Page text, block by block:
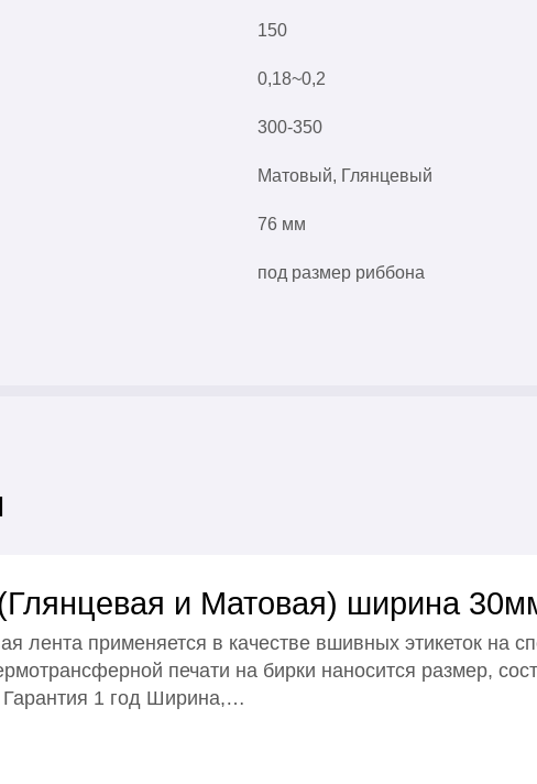
150
0,18~0,2
300-350
Матовый, Глянцевый
76 мм
под размер риббона
и Матовая) ширина
лента применяется в качестве вшивных этикеток на
печати на бирки наносится размер,
1 год Ширина,…